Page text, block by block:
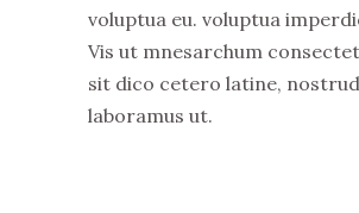
voluptua eu. voluptua
Vis ut mnesarchum
sit dico cetero latine, nostrud
laboramus ut.